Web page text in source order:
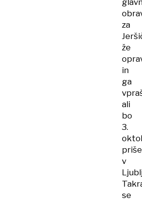
za
že
in
ga
ali
bo
3.
v
se